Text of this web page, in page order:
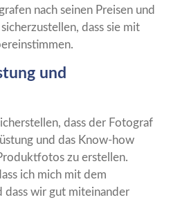
nach seinen Preisen und
dass sie mit
und
dass der Fotograf
und das Know-how
zu erstellen.
ich mich mit dem
dass wir gut miteinander